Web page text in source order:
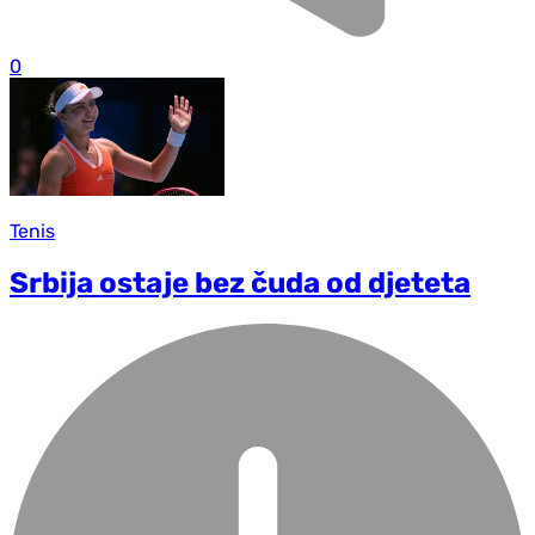
0
Tenis
Srbija ostaje bez čuda od djeteta